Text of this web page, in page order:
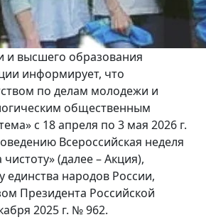
и высшего образования
информирует, что
по делам молодежи и
общественным
с 18 апреля по 3 мая 2026 г.
Всероссийская неделя
(далее – Акция),
единства народов России,
Президента Российской
2025 г. № 962.